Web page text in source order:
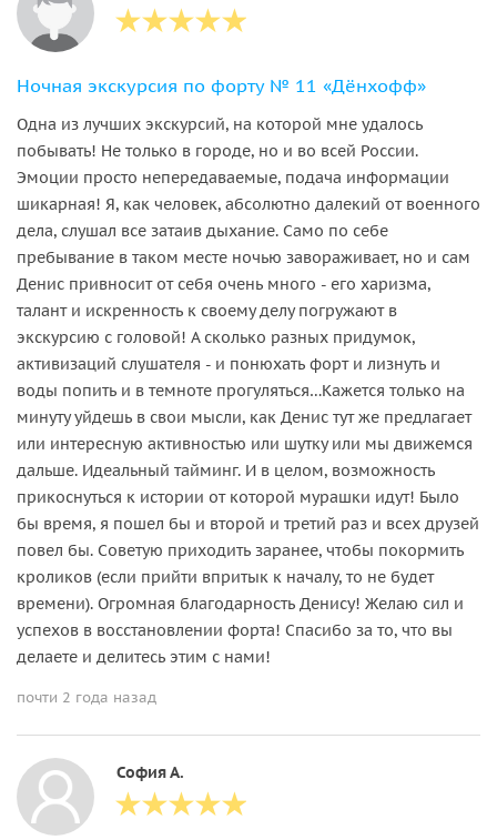
Ночная экскурсия по форту № 11 «Дёнхофф»
Одна из лучших экскурсий, на которой мне удалось
побывать! Не только в городе, но и во всей России.
Эмоции просто непередаваемые, подача информации
шикарная! Я, как человек, абсолютно далекий от военного
дела, слушал все затаив дыхание. Само по себе
пребывание в таком месте ночью завораживает, но и сам
Денис привносит от себя очень много - его харизма,
талант и искренность к своему делу погружают в
экскурсию с головой! А сколько разных придумок,
активизаций слушателя - и понюхать форт и лизнуть и
воды попить и в темноте прогуляться…Кажется только на
минуту уйдешь в свои мысли, как Денис тут же предлагает
или интересную активностью или шутку или мы движемся
дальше. Идеальный тайминг. И в целом, возможность
прикоснуться к истории от которой мурашки идут! Было
бы время, я пошел бы и второй и третий раз и всех друзей
повел бы. Советую приходить заранее, чтобы покормить
кроликов (если прийти впритык к началу, то не будет
времени). Огромная благодарность Денису! Желаю сил и
успехов в восстановлении форта! Спасибо за то, что вы
делаете и делитесь этим с нами!
почти 2 года назад
София А.